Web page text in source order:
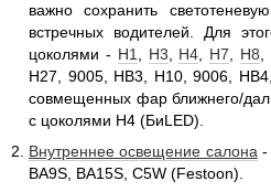
важно сохранить
встречных водителей. Для
цоколями - H1 H3 H4 H7 H8
H27, 9005, HB3, H10, 9006,
совмещенных фар ближнего/
с цоколями Н4 (БиLED).
Внутреннее освещение салона-
BA9S, BA15S, C5W (Festoon).